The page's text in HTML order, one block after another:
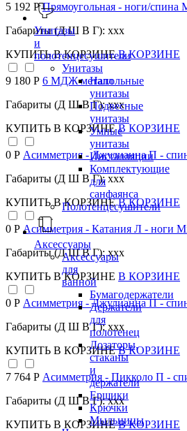
Унитазы
и
полотенцесушители
Унитазы
Напольные
унитазы
Подвесные
унитазы
Умные
унитазы
Инсталляции
Комплектующие
для
санфаянса
Полотенцесушители
Аксессуары
Аксессуары
для
ванной
Бумагодержатели
Держатели
для
полотенец
Дозаторы,
стаканы
и
держатели
Ершики
Крючки
Мыльницы
5 192 РПрямоугольная - ноги/спина
Габариты (Д Ш В Г): xxx
КУПИТЬ В КОРЗИНЕ В КОРЗИНЕ
9 180 Р 6 МДЖ металл
Габариты (Д Ш В Г): xxx
КУПИТЬ В КОРЗИНЕ В КОРЗИНЕ
0 Р Асимметрия - Джулианна П -
Габариты (Д Ш В Г): xxx
КУПИТЬ В КОРЗИНЕ В КОРЗИНЕ
0 Р Асимметрия - Катания Л - ноги
Габариты (Д Ш В Г): xxx
КУПИТЬ В КОРЗИНЕ В КОРЗИНЕ
0 Р Асимметрия - Джулианна П -
Габариты (Д Ш В Г): xxx
КУПИТЬ В КОРЗИНЕ В КОРЗИНЕ
7 764 Р Асимметрия - Пикколо П -
Габариты (Д Ш В Г): xxx
КУПИТЬ В КОРЗИНЕ В КОРЗИНЕ